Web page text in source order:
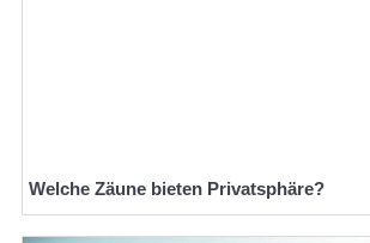
Welche Zäune bieten Privatsphäre?